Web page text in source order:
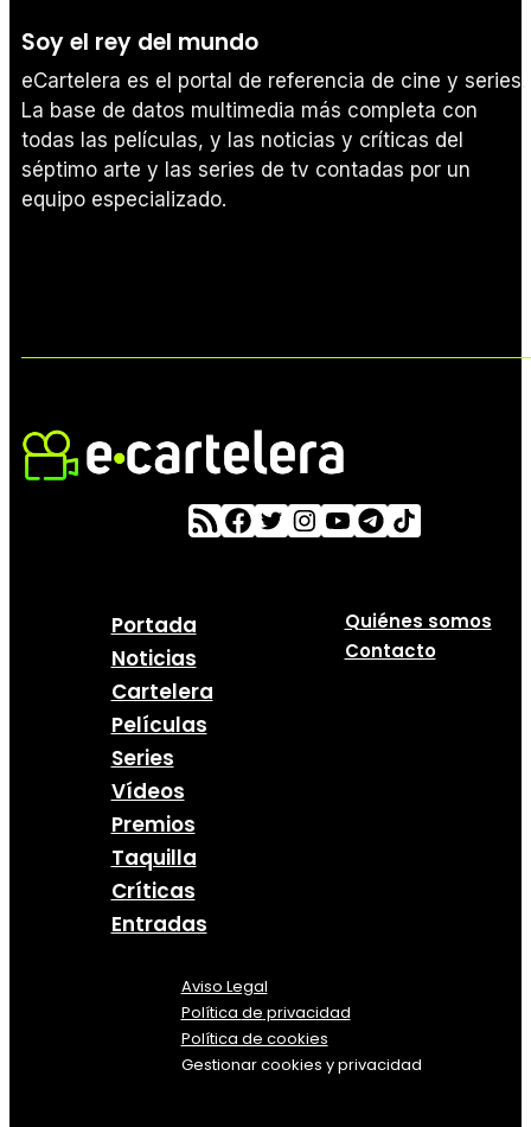
Soy el rey del mundo
eCartelera es el portal de referencia de cine y series.
La base de datos multimedia más completa con
todas las películas, y las noticias y críticas del
séptimo arte y las series de tv contadas por un
equipo especializado.
Portada
Noticias
Cartelera
Películas
Series
Vídeos
Premios
Taquilla
Críticas
Entradas
Quiénes somos
Contacto
Aviso Legal
Política de privacidad
Política de cookies
Gestionar cookies y privacidad